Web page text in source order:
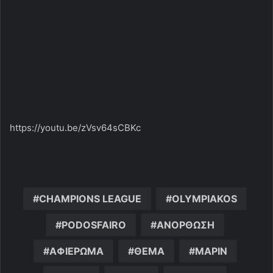
https://youtu.be/zVsv64sCBKc
CHAMPIONS LEAGUE OLYMPIAKOS
PODOSFAIRO ΑΝΟΡΘΩΣΗ
ΑΦΙΕΡΩΜΑ ΘΕΜΑ ΜΑΡΙΝ